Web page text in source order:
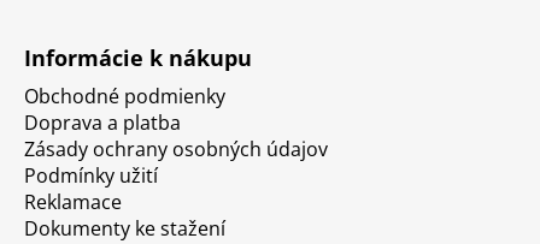
Informácie k nákupu
Obchodné podmienky
Doprava a platba
Zásady ochrany osobných údajov
Podmínky užití
Reklamace
Dokumenty ke stažení